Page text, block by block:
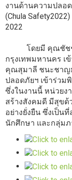
งานด้านความปลอ
(Chula​
2022
โดยมี​ คุณชัชชา
กรุงเทพมหานคร เ
คุณ​สุมาลี​ ชนะชาญ
ปลอดภัย​ฯ​ เข้าร่วม
ซึ่งในงานนี้​ หน่วยง
สร้างสังคมดี​ มีสุข
อย่างยั่งยืน ซึ่งเป็น
นักศึกษา​ และกลุ่มภ